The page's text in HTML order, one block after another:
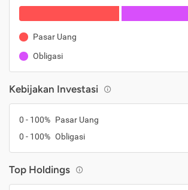
Pasar Uang
Obligasi
Kebijakan Investasi
0 - 100% Pasar Uang
0 - 100% Obligasi
Top Holdings